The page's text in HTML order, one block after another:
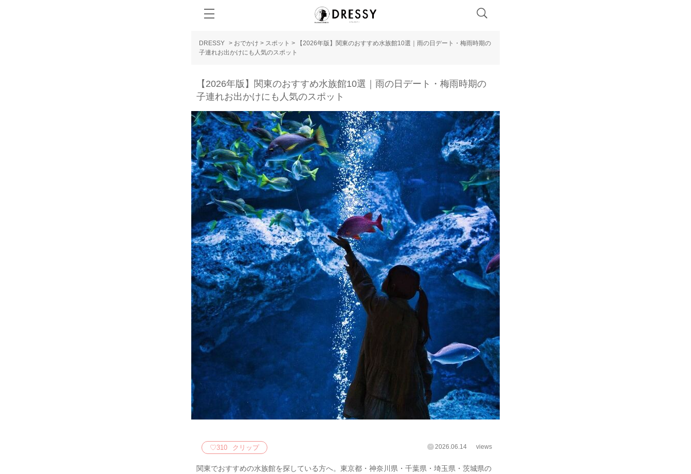
DRESSY > おでかけ > スポット >
【2026年版】関東のおすすめ水族館10選｜雨の日デート・梅雨時期の
子連れお出かけにも人気のスポット
【2026年版】関東のおすすめ水族館10選｜雨の日デート・梅雨時期の
子連れお出かけにも人気のスポット
♡310 クリップ 2026.06.14 views
関東でおすすめの水族館を探している方へ。東京都・神奈川県・千葉県・埼玉県・茨城県の